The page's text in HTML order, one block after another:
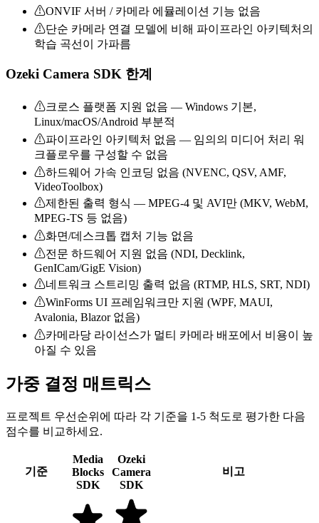
⚠ONVIF 서버 / 카메라 에뮬레이션 기능 없음
⚠단순 카메라 연결 모델에 비해 파이프라인 아키텍처의
학습 곡선이 가파름
Ozeki Camera SDK 한계
⚠크로스 플랫폼 지원 없음 — Windows 기본,
Linux/macOS/Android 부분적
⚠파이프라인 아키텍처 없음 — 임의의 미디어 처리 워
크플로우를 구성할 수 없음
⚠하드웨어 가속 인코딩 없음 (NVENC, QSV, AMF,
VideoToolbox)
⚠제한된 출력 형식 — MPEG-4 및 AVI만 (MKV, WebM,
MPEG-TS 등 없음)
⚠화면/데스크톱 캡처 기능 없음
⚠전문 하드웨어 지원 없음 (NDI, Decklink,
GenICam/GigE Vision)
⚠네트워크 스트리밍 출력 없음 (RTMP, HLS, SRT, NDI)
⚠WinForms UI 프레임워크만 지원 (WPF, MAUI,
Avalonia, Blazor 없음)
⚠카메라당 라이선스가 멀티 카메라 배포에서 비용이 높
아질 수 있음
가중 결정 매트릭스
프로젝트 우선순위에 따라 각 기준을 1-5 척도로 평가한 다음
점수를 비교하세요.
기준
Media
Blocks
SDK
Ozeki
Camera
SDK
비고